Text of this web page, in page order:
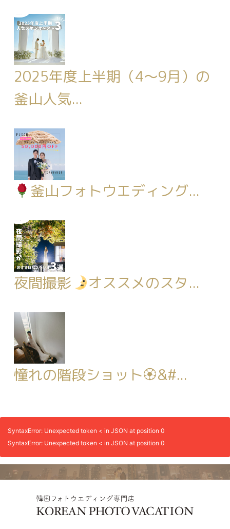
2025年度上半期（4～9月）の
釜山人気...
釜山フォトウエディング...
夜間撮影 オススメのスタ...
憧れの階段ショット🏵&#...
SyntaxError: Unexpected token < in JSON at position 0
SyntaxError: Unexpected token < in JSON at position 0